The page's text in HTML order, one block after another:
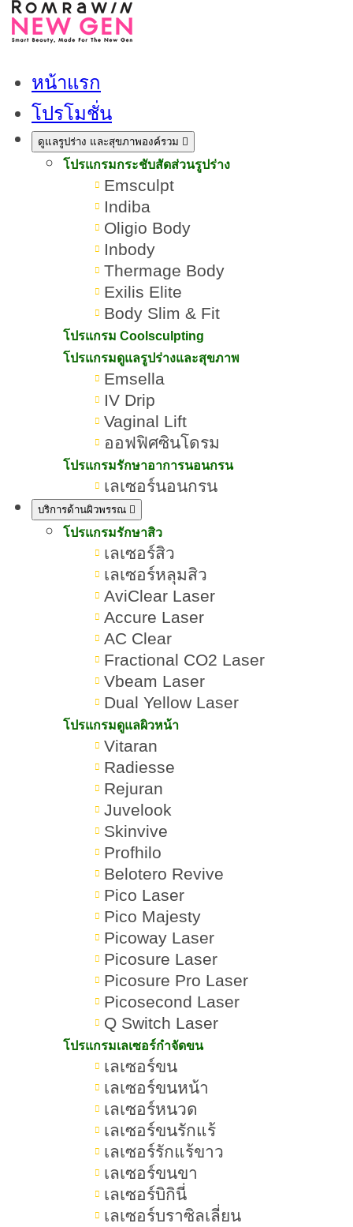
หน้าแรก
โปรโมชั่น
ดูแลรูปร่าง และสุขภาพองค์รวม
โปรแกรมกระชับสัดส่วนรูปร่าง
Emsculpt
Indiba
Oligio Body
Inbody
Thermage Body
Exilis Elite
Body Slim & Fit
โปรแกรม Coolsculpting
โปรแกรมดูแลรูปร่างและสุขภาพ
Emsella
IV Drip
Vaginal Lift
ออฟฟิศซินโดรม
โปรแกรมรักษาอาการนอนกรน
เลเซอร์นอนกรน
บริการด้านผิวพรรณ
โปรแกรมรักษาสิว
เลเซอร์สิว
เลเซอร์หลุมสิว
AviClear Laser
Accure Laser
AC Clear
Fractional CO2 Laser
Vbeam Laser
Dual Yellow Laser
โปรแกรมดูแลผิวหน้า
Vitaran
Radiesse
Rejuran
Juvelook
Skinvive
Profhilo
Belotero Revive
Pico Laser
Pico Majesty
Picoway Laser
Picosure Laser
Picosure Pro Laser
Picosecond Laser
Q Switch Laser
โปรแกรมเลเซอร์กำจัดขน
เลเซอร์ขน
เลเซอร์ขนหน้า
เลเซอร์หนวด
เลเซอร์ขนรักแร้
เลเซอร์รักแร้ขาว
เลเซอร์ขนขา
เลเซอร์บิกินี่
เลเซอร์บราซิลเลี่ยน
ริ้วรอย คืออะไร? พร้อมวิธีลด
เลือนและป้องกันให้หน้าดูเด็ก
ทีมผู้เชี่ยวชาญ ROMRAWIN CLINIC
»
บทความ
»
สาเหตุและประเภทของริ้ว
รอยที่พบบ่อย
สารบัญเนื้อหา ริ้วรอย
ริ้วรอย คืออะไร เกิดจากอะไร แก้ยัง
ไงให้ดูจางลง ผิวเรียบเนียน